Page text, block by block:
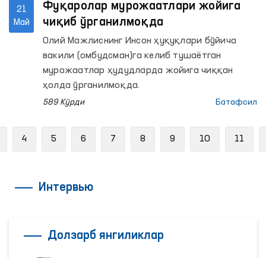
21
Май
Фуқаролар мурожаатлари жойига
чиқиб ўрганилмоқда
Олий Мажлиснинг Инсон ҳуқуқлари бўйича
вакили (омбудсман)га келиб тушаётган
мурожаатлар ҳудудларда жойига чиққан
ҳолда ўрганилмоқда.
589 Кўрди Батафсил
4 5 6 7 8 9 10 11
Интервью
Долзарб янгиликлар